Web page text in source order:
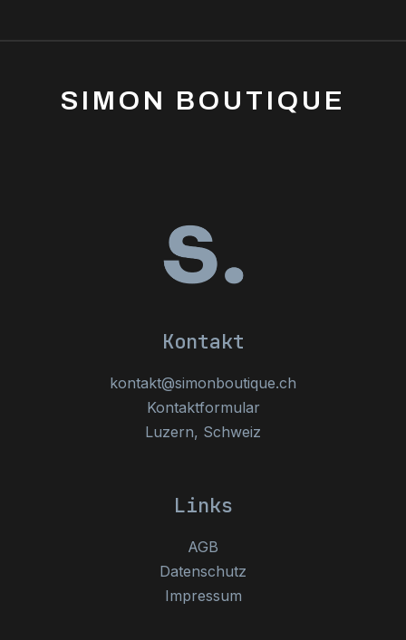
SIMON BOUTIQUE
Kontakt
kontakt@simonboutique.ch
Kontaktformular
Luzern, Schweiz
Links
AGB
Datenschutz
Impressum